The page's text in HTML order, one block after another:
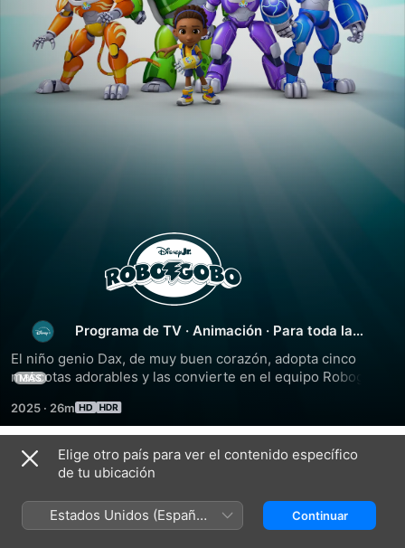
Robogobo
Programa de TV · Animación · Para toda la
El niño genio Dax, de muy buen corazón, adopta cinco
mascotas adorables y las convierte en el equipo Robogobo,
peligro. Con sus robotrajes, el equipo Robogobo se
enfrenta valientemente a distintos animales villanos, a
menudo ridículos. Trátese de frenar a Cerdito Egoísta,
prevenir un desastre natural o ayudar a un gatito perdido a
siempre salva el día!
MÁS
2025 · 26m
Temporada 1
Elige otro país para ver el contenido específico
de tu ubicación
Estados Unidos (Español
México)
Continuar